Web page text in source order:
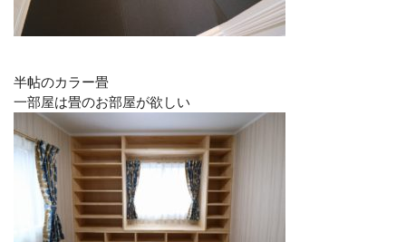
半帖のカラー畳
一部屋は畳のお部屋が欲しい